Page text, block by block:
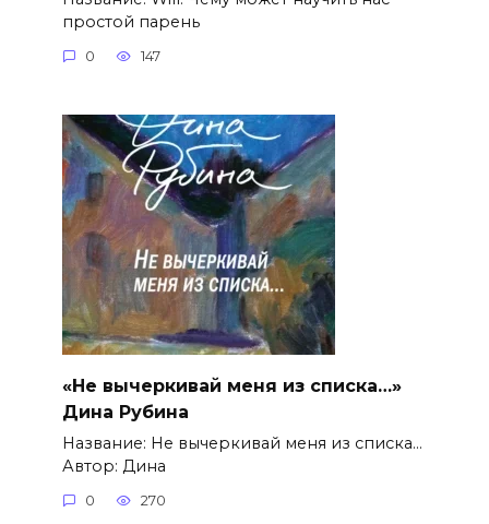
простой парень
0 147
«Не вычеркивай меня из списка…»
Дина Рубина
Название: Не вычеркивай меня из списка…
Автор: Дина
0 270